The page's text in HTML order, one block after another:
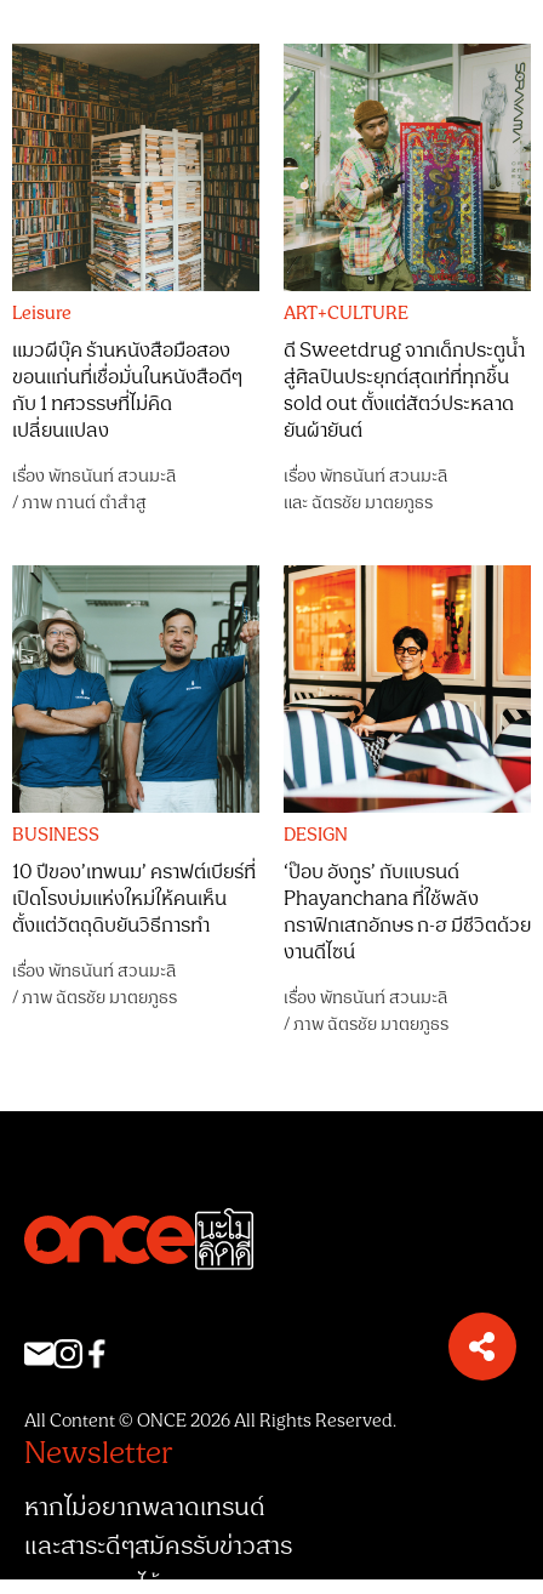
Leisure
แมวผีบุ๊ค ร้านหนังสือมือสอง
ขอนแก่นที่เชื่อมั่นในหนังสือดีๆ
กับ 1 ทศวรรษที่ไม่คิด
เปลี่ยนแปลง
เรื่องพัทธนันท์ สวนมะลิ
/ภาพกานต์ ตำสำสู
ART+CULTURE
ดี Sweetdrug จากเด็กประตูน้ำ
สู่ศิลปินประยุกต์สุดเท่ที่ทุกชิ้น
sold out ตั้งแต่สัตว์ประหลาด
ยันผ้ายันต์
เรื่องพัทธนันท์ สวนมะลิ
และฉัตรชัย มาตยภูธร
BUSINESS
10 ปีของ’เทพนม’ คราฟต์เบียร์ที่
เปิดโรงบ่มแห่งใหม่ให้คนเห็น
ตั้งแต่วัตถุดิบยันวิธีการทำ
เรื่องพัทธนันท์ สวนมะลิ
/ภาพฉัตรชัย มาตยภูธร
DESIGN
‘ป๊อบ อังกูร’ กับแบรนด์
Phayanchana ที่ใช้พลัง
กราฟิกเสกอักษร ก-ฮ มีชีวิตด้วย
งานดีไซน์
เรื่องพัทธนันท์ สวนมะลิ
/ภาพฉัตรชัย มาตยภูธร
All Content © ONCE 2026 All Rights Reserved.
Newsletter
หากไม่อยากพลาดเทรนด์
และสาระดีๆสมัครรับข่าวสาร
จากพวกเราได้เลย